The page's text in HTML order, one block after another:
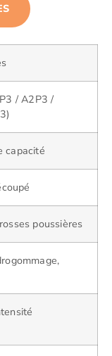
/ A2P3 /
capacité
poussières